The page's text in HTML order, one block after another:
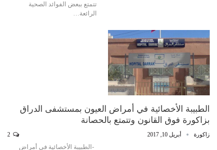
تتمتع ببعض الفوائد الصحية
الرائعة…
الطبيبة الأخصائية في أمراض العيون بمستشفى الدراق
بزاكورة فوق القانون وتتمتع بالحصانة
زاكورة أبريل 10, 2017
-الطبيبة الأخصائية في أمراض